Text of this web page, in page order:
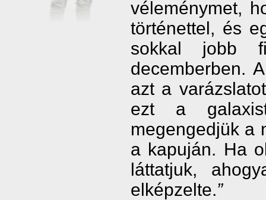
véleménymet,
történettel, és
sokkal jobb
decemberben.
azt a
ezt a
megengedjük a
a kapuján. Ha
láttatjuk,
elképzelte.”